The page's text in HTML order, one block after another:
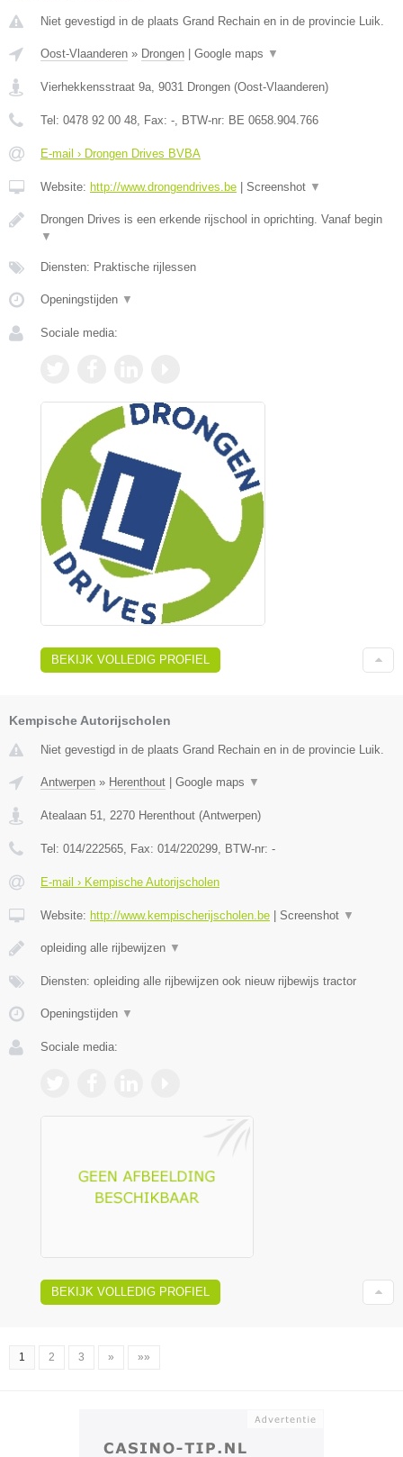
Niet gevestigd in de plaats Grand Rechain en in de provincie Luik.
Oost-Vlaanderen » Drongen | Google maps ▼
Vierhekkensstraat 9a 9031 Drongen (Oost-Vlaanderen)
Tel: 0478 92 00 48 , Fax: - , BTW-nr: BE 0658.904.766
E-mail › Drongen Drives BVBA
Website: http://www.drongendrives.be | Screenshot ▼
Drongen Drives is een erkende rijschool in oprichting. Vanaf begin
▼
Diensten: Praktische rijlessen
Openingstijden ▼
Sociale media:
BEKIJK VOLLEDIG PROFIEL
Kempische Autorijscholen
Niet gevestigd in de plaats Grand Rechain en in de provincie Luik.
Antwerpen » Herenthout | Google maps ▼
Atealaan 51 2270 Herenthout (Antwerpen)
Tel: 014/222565 , Fax: 014/220299 , BTW-nr: -
E-mail › Kempische Autorijscholen
Website: http://www.kempischerijscholen.be | Screenshot ▼
opleiding alle rijbewijzen ▼
Diensten: opleiding alle rijbewijzen ook nieuw rijbewijs tractor
Openingstijden ▼
Sociale media:
BEKIJK VOLLEDIG PROFIEL
1 2 3 » »»